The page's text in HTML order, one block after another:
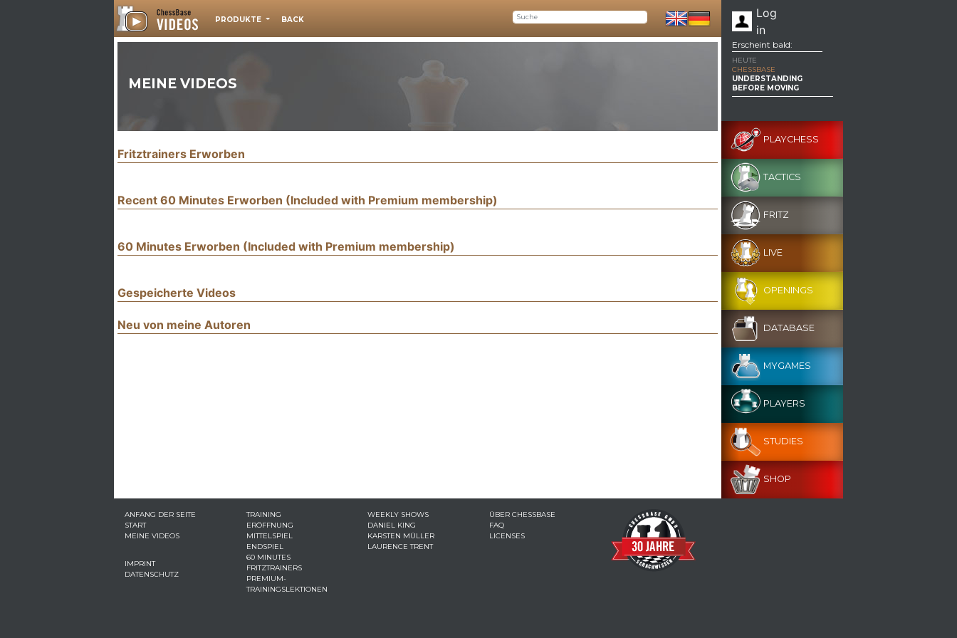
PRODUKTE BACK
Log
in
MEINE VIDEOS
Fritztrainers Erworben
Recent 60 Minutes Erworben (Included with Premium membership)
60 Minutes Erworben (Included with Premium membership)
Gespeicherte Videos
Neu von meine Autoren
Erscheint bald:
HEUTE
CHESSBASE
UNDERSTANDING
BEFORE MOVING
PLAYCHESS
TACTICS
FRITZ
LIVE
OPENINGS
DATABASE
MYGAMES
PLAYERS
STUDIES
SHOP
ANFANG DER SEITE
START
MEINE VIDEOS
IMPRINT
DATENSCHUTZ
TRAINING
ERÖFFNUNG
MITTELSPIEL
ENDSPIEL
60 MINUTES
FRITZTRAINERS
PREMIUM-
TRAININGSLEKTIONEN
WEEKLY SHOWS
DANIEL KING
KARSTEN MÜLLER
LAURENCE TRENT
ÜBER CHESSBASE
FAQ
LICENSES